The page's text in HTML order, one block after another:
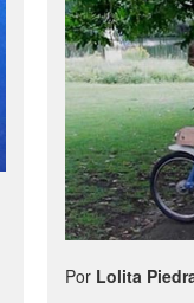
Por Lolita